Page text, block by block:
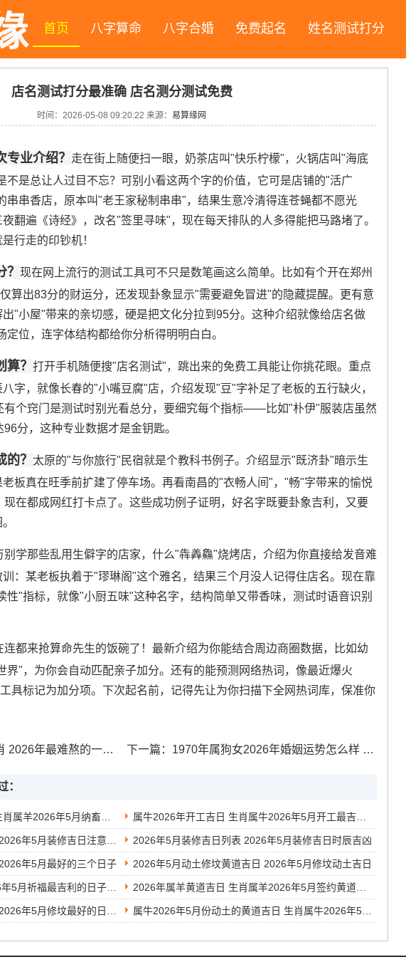
首页 八字算命 八字合婚 免费起名 姓名测试打分
店名测试打分最准确 店名测分测试免费
时间： 2026-05-08 09:20:22 来源： 易算缘网
业介绍？ 走在街上随便扫一眼，奶茶店叫"快乐柠檬"，火锅店叫"海底
不是总让人过目不忘？可别小看这两个字的价值，它可是店铺的"活广
串串香店，原本叫"老王家秘制串串"，结果生意冷清得连苍蝇都不愿光
翻遍《诗经》，改名"签里寻味"，现在每天排队的人多得能把马路堵了。
行走的印钞机！
现在网上流行的测试工具可不只是数笔画这么简单。比如有个开在郑州
算出83分的财运分，还发现卦象显示"需要避免冒进"的隐藏提醒。更有意
"小屋"带来的亲切感，硬是把文化分拉到95分。这种介绍就像给店名做
位，连字体结构都给你分析得明明白白。
？ 打开手机随便搜"店名测试"，跳出来的免费工具能让你挑花眼。重点
字，就像长春的"小嘴豆腐"店，介绍发现"豆"字补足了老板的五行缺火，
有个窍门是测试时别光看总分，要细究每个指标——比如"朴伊"服装店虽然
分，这种专业数据才是金钥匙。
？ 太原的"与你旅行"民宿就是个教科书例子。介绍显示"既济卦"暗示生
板真在旺季前扩建了停车场。再看南昌的"衣畅人间"，"畅"字带来的愉悦
在都成网红打卡点了。这些成功例子证明，好名字既要卦象吉利，又要
别学那些乱用生僻字的店家，什么"犇羴鱻"烧烤店，介绍为你直接给发音难
：某老板执着于"璆琳阁"这个雅名，结果三个月没人记得住店名。现在靠
性"指标，就像"小厨五味"这种名字，结构简单又带香味，测试时语音识别
连都来抢算命先生的饭碗了！最新介绍为你能结合周边商圈数据，比如幼
界"，为你会自动匹配亲子加分。还有的能预测网络热词，像最近爆火
具标记为加分项。下次起名前，记得先让为你扫描下全网热词库，保准你
年最难熬的一年是真的吗 下一篇： 1970年属狗女2026年婚姻运势怎么样 1970年属狗女2026年运势如何
：
2026年属羊人的黄道吉日 生肖属羊2026年5月纳畜黄道吉日一览表
2026年5月装修吉日列表 2026年5月装修吉日时辰吉凶
年5月最好的三个日子 2026年5月动土修坟黄道吉日 2026年5月修坟动土吉日
2026年5月祈福的吉日 2026年5月祈福最吉利的日子有哪些